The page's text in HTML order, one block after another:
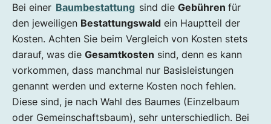
Bei einer Baumbestattung sind die Gebühren für
den jeweiligen Bestattungswald ein Hauptteil der
Kosten. Achten Sie beim Vergleich von Kosten stets
darauf, was die Gesamtkosten sind, denn es kann
vorkommen, dass manchmal nur Basisleistungen
genannt werden und externe Kosten noch fehlen.
Diese sind, je nach Wahl des Baumes (Einzelbaum
oder Gemeinschaftsbaum), sehr unterschiedlich. Bei